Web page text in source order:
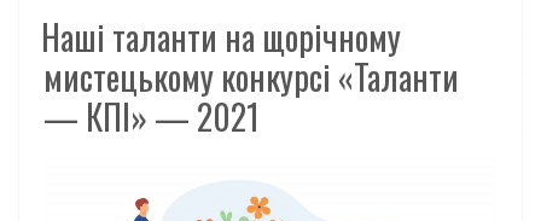
Наші таланти на щорічному
мистецькому конкурсі «Таланти
— КПІ» — 2021